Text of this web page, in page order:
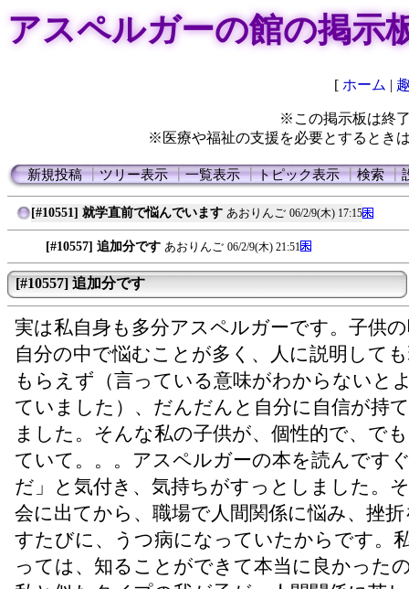
アスペルガーの館の掲示
[ ホーム |
※この掲示板は終
※医療や福祉の支援を必要とするとき
新規投稿┃ツリー表示┃一覧表示┃トピック表示┃検索┃
[#10551] 就学直前で悩んでいます あおりんご 06/2/9(木) 17:15
[#10557] 追加分です あおりんご 06/2/9(木) 21:51
[#10557] 追加分です
実は私自身も多分アスペルガーです。子供
自分の中で悩むことが多く、人に説明して
もらえず（言っている意味がわからないと
ていました）、だんだんと自分に自信が持
ました。そんな私の子供が、個性的で、で
ていて。。。アスペルガーの本を読んです
だ」と気付き、気持ちがすっとしました。
会に出てから、職場で人間関係に悩み、挫
すたびに、うつ病になっていたからです。
っては、知ることができて本当に良かった